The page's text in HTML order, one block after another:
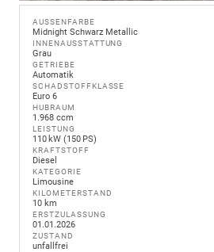
AUSSENFARBE
Midnight Schwarz Metallic
INNENAUSSTATTUNG
Grau
GETRIEBE
Automatik
SCHADSTOFFKLASSE
Euro 6
HUBRAUM
1.968 ccm
LEISTUNG
110 kW (150 PS)
KRAFTSTOFF
Diesel
KATEGORIE
Limousine
KILOMETERSTAND
10 km
ERSTZULASSUNG
01.01.2026
ZUSTAND
unfallfrei